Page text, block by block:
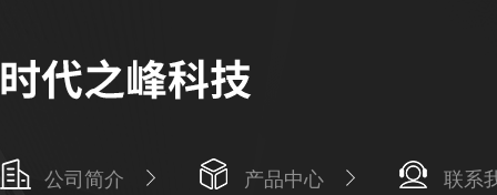
公司简介 产品中心 联系